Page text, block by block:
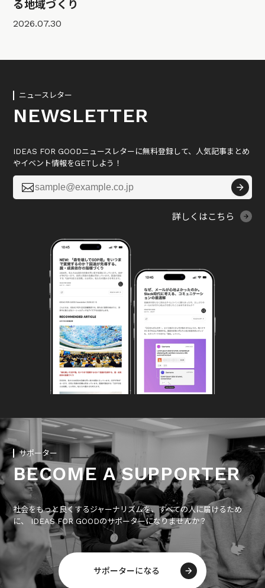
る地域づくり
2026.07.30
ニュースレター
NEWSLETTER
IDEAS FOR GOODニュースレターに無料登録して、人気記事まとめ
やイベント情報をGETしよう！

詳しくはこちら
サポーター
BECOME A SUPPORTER
社会をもっと良くするジャーナリズムを、すべての人に届けるため
に、 IDEAS FOR GOODのサポーターになりませんか？
サポーターになる